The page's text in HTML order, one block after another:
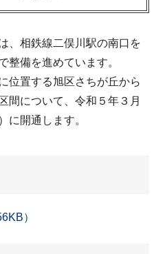
、相鉄線二俣川駅の南口を
整備を進めています。
位置する旭区さちが丘から
間について、令和５年３月
に開通します。
）